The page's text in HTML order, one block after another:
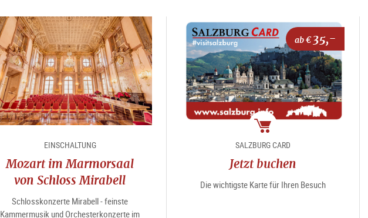
EINSCHALTUNG
Mozart im Marmorsaal
von Schloss Mirabell
Schlosskonzerte Mirabell - feinste
Kammermusik und Orchesterkonzerte im
ab €35,-
Package
SALZBURG CARD
Jetzt buchen
Die wichtigste Karte für Ihren Besuch